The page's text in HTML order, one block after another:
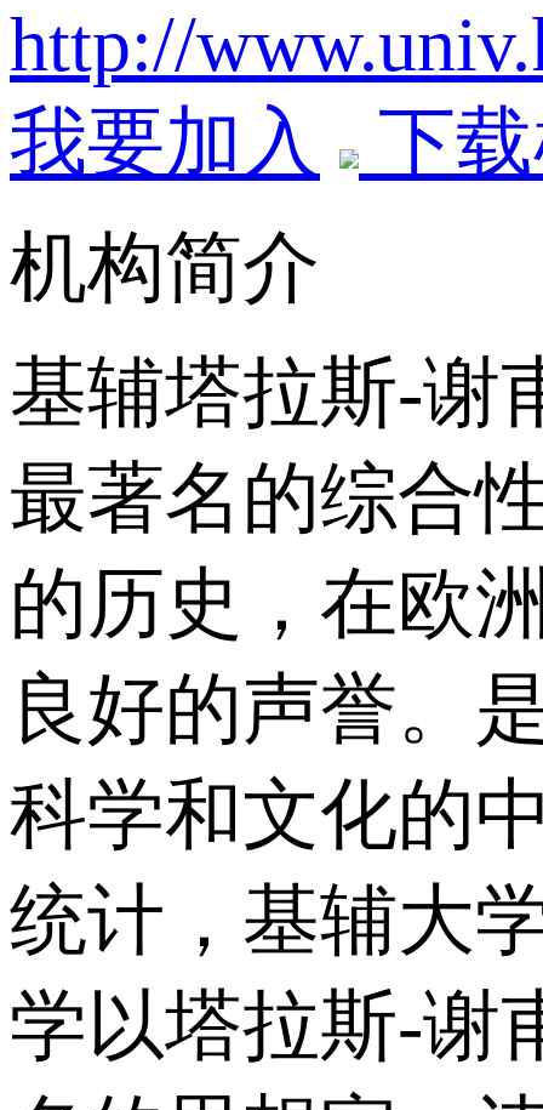
http://
我要加入
下
机构简介
基辅塔拉斯-谢
最著名的综合
的历史，在欧
良好的声誉。
科学和文化的
统计，基辅大
学以塔拉斯-谢